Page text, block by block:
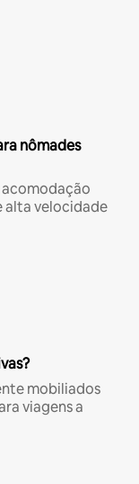
nômades
acomodação
alta velocidade
mobiliados
viagens a